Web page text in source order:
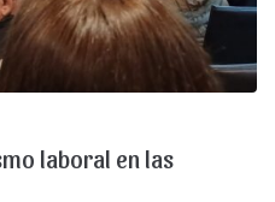
laboral en las